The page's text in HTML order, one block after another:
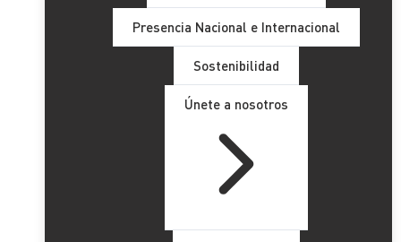
Presencia Nacional e Internacional
Sostenibilidad
Únete a nosotros